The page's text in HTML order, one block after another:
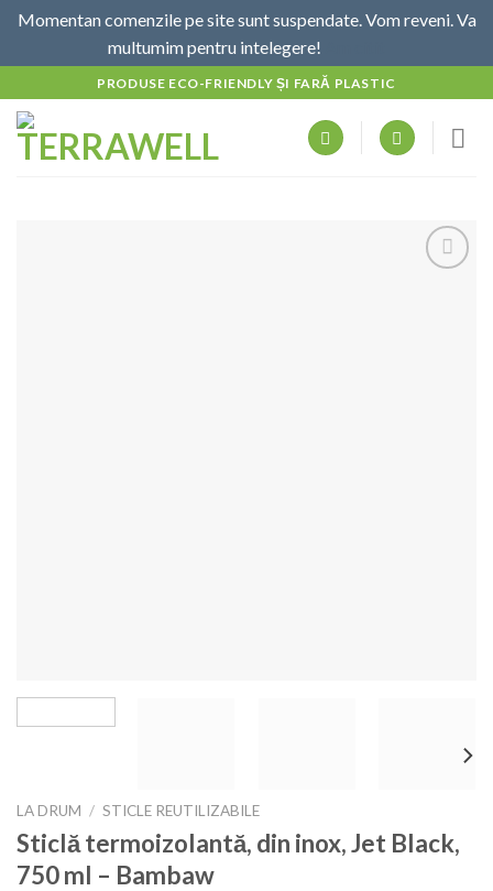
Momentan comenzile pe site sunt suspendate. Vom reveni. Va
multumim pentru intelegere!
content
PRODUSE ECO-FRIENDLY ȘI FARĂ PLASTIC
LA DRUM / STICLE REUTILIZABILE
Sticlă termoizolantă, din inox, Jet Black,
750 ml – Bambaw